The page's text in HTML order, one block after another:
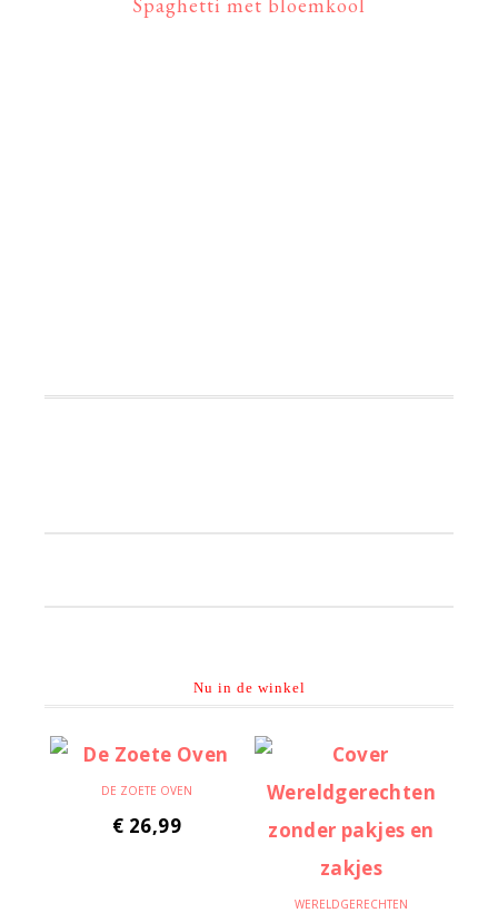
Nu in de winkel
DE ZOETE OVEN
€ 26,99
WERELDGERECHTEN